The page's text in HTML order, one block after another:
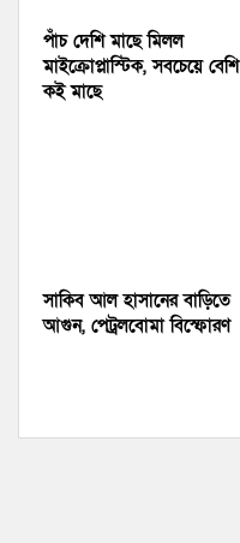
পাঁচ দেশি মাছে মিলল
মাইক্রোপ্লাস্টিক, সবচেয়ে বেশি
কই মাছে
সাকিব আল হাসানের বাড়িতে
আগুন, পেট্রলবোমা বিস্ফোরণ